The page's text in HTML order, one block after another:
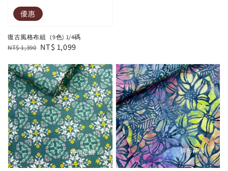
優惠
復古風格布組（9色) 1/4碼
Regular
NT$ 1,390 Sale
NT$ 1,099